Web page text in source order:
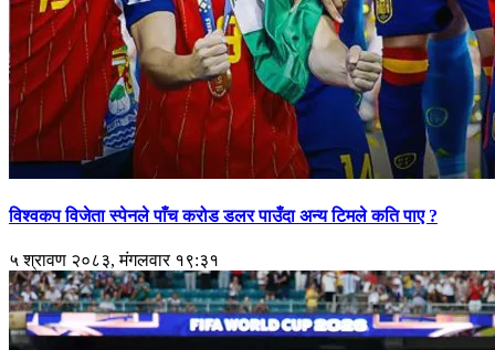
विश्वकप विजेता स्पेनले पाँच करोड डलर पाउँदा अन्य टिमले कति पाए ?
५ श्रावण २०८३, मंगलवार १९:३१